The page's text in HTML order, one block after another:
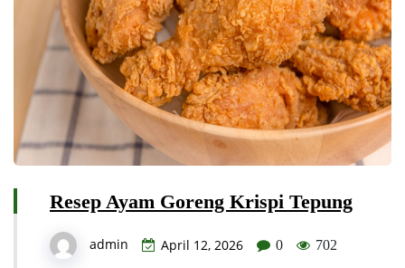
Resep Ayam Goreng Krispi Tepung
admin April 12, 2026 0 702